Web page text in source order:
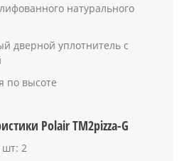
натурального
дверной уплотнитель с
по высоте
Polair TM2pizza-G
шт: 2